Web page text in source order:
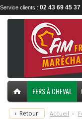
Service clients : 02 43 69 45 37
FERS À CHEVAL
‹ Retour Accueil › F